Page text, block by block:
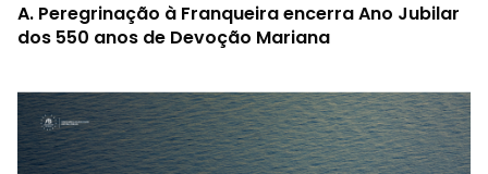
A. Peregrinação à Franqueira encerra Ano Jubilar
dos 550 anos de Devoção Mariana